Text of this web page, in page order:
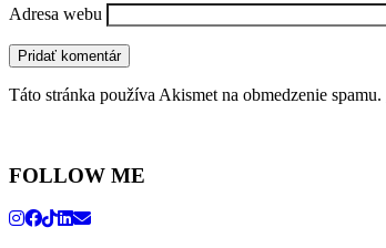
Adresa webu
Táto stránka používa Akismet na obmedzenie spamu.
FOLLOW ME